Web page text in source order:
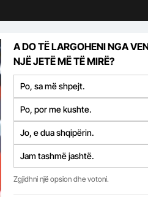
A DO TË LARGOHENI NGA
NJË JETË MË TË MIRË?
Po, sa më shpejt.
Po, por me kushte.
Jo, e dua shqipërin.
Jam tashmë jashtë.
Zgjidhni një opsion dhe votoni.